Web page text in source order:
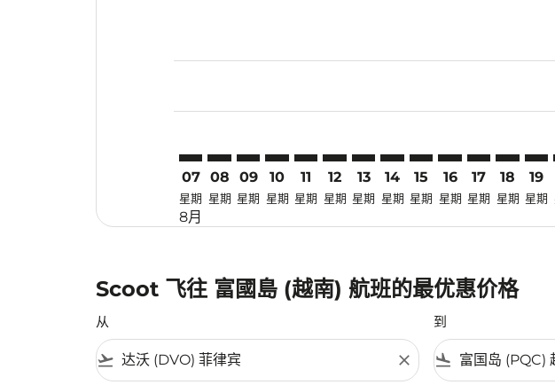
07
星期
8月
08
星期
09
星期
10
星期
11
星期
12
星期
13
星期
14
星期
15
星期
16
星期
17
星期
18
星期
19
星期
Scoot 飞往 富國島 (越南) 航班的最优惠价格
从
flight_takeoff close
到
flight_land